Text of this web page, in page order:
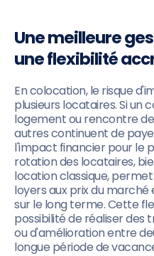
Une meilleure
une flexibilité
En colocation, le risque
plusieurs locataires. Si un
logement ou rencontre
autres continuent de
l'impact financier pour le
rotation des locataires,
location classique,
loyers aux prix du
sur le long terme. Cette
possibilité de réaliser des
ou d'amélioration entre
longue période de